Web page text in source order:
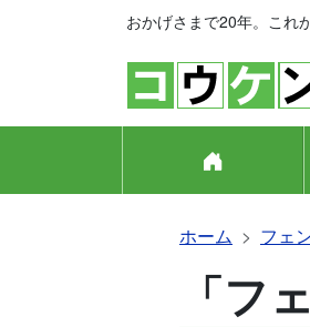
おかげさまで20年。これ
ホーム フェ
「フ